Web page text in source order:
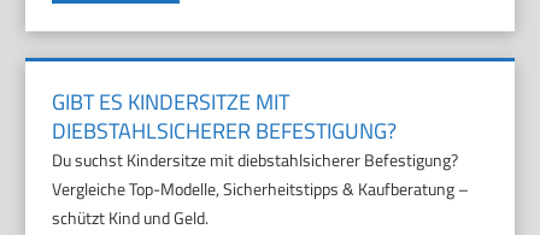
GIBT ES KINDERSITZE MIT
DIEBSTAHLSICHERER BEFESTIGUNG?
Du suchst Kindersitze mit diebstahlsicherer Befestigung?
Vergleiche Top-Modelle, Sicherheitstipps & Kaufberatung –
schützt Kind und Geld.